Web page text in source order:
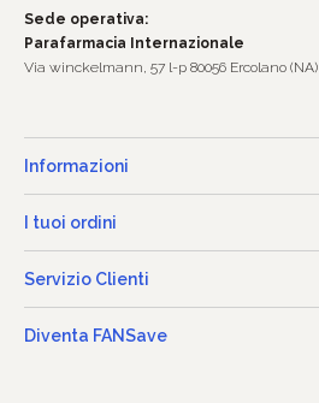
Sede operativa:
Parafarmacia Internazionale
Via winckelmann, 57 l-p 80056 Ercolano (NA)
Informazioni
I tuoi ordini
Servizio Clienti
Diventa FANSave